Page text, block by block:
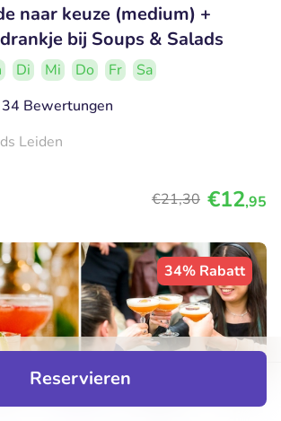
Reservieren
naar keuze (medium) +
bij Soups & Salads
Di Mi Do Fr
Sa
34 Bewertungen
Leiden
€21,30 €12,95
34% Rabatt